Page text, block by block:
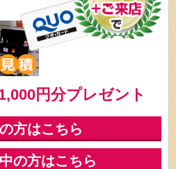
円分プレゼント
方はこちら
の方はこちら